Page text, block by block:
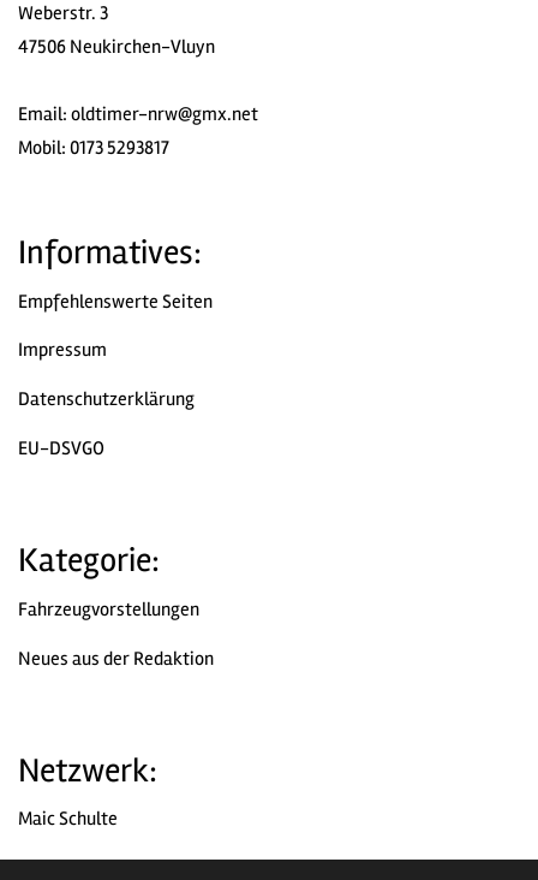
Weberstr. 3
47506 Neukirchen-Vluyn
Email: oldtimer-nrw@gmx.net
Mobil: 0173 5293817
Informatives:
Empfehlenswerte Seiten
Impressum
Datenschutzerklärung
EU-DSVGO
Kategorie:
Fahrzeugvorstellungen
Neues aus der Redaktion
Netzwerk:
Maic Schulte